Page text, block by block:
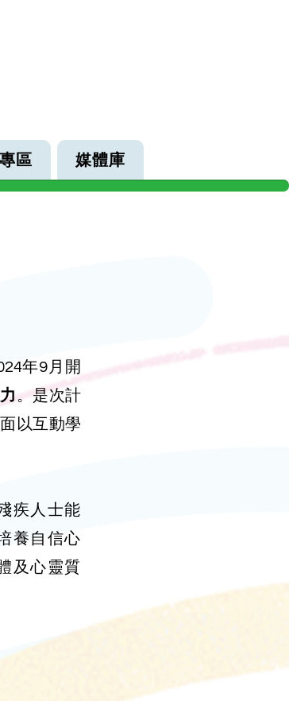
區 媒體庫
年9月開
。是次計
以互動學
疾人士能
養自信心
及心靈質